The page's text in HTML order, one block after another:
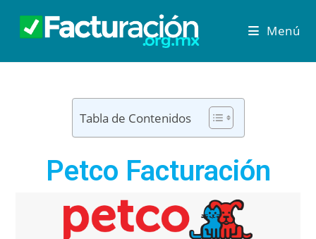
Menú
Tabla de Contenidos
Petco Facturación